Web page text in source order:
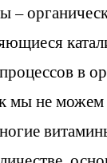
–
в
мы не можем